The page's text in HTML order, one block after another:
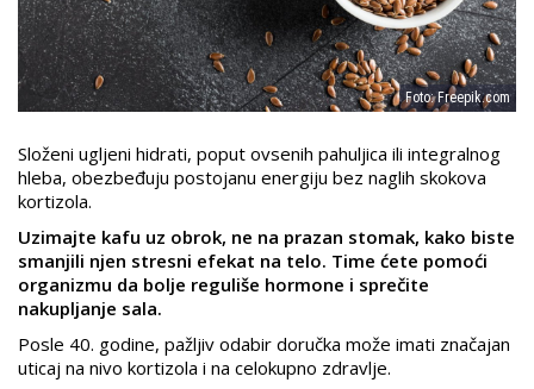
Foto: Freepik.com
Složeni ugljeni hidrati, poput ovsenih pahuljica ili integralnog
hleba, obezbeđuju postojanu energiju bez naglih skokova
kortizola.
Uzimajte kafu uz obrok, ne na prazan stomak, kako biste
smanjili njen stresni efekat na telo. Time ćete pomoći
organizmu da bolje reguliše hormone i sprečite
nakupljanje sala.
Posle 40. godine, pažljiv odabir doručka može imati značajan
uticaj na nivo kortizola i na celokupno zdravlje.